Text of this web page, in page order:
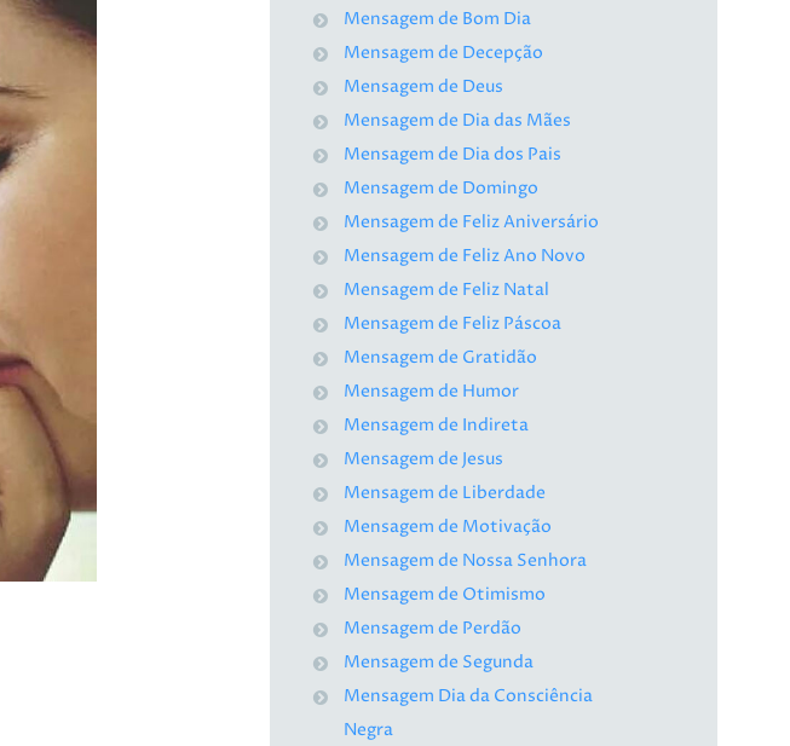
Mensagem de Bom Dia
Mensagem de Decepção
Mensagem de Deus
Mensagem de Dia das Mães
Mensagem de Dia dos Pais
Mensagem de Domingo
Mensagem de Feliz Aniversário
Mensagem de Feliz Ano Novo
Mensagem de Feliz Natal
Mensagem de Feliz Páscoa
Mensagem de Gratidão
Mensagem de Humor
Mensagem de Indireta
Mensagem de Jesus
Mensagem de Liberdade
Mensagem de Motivação
Mensagem de Nossa Senhora
Mensagem de Otimismo
Mensagem de Perdão
Mensagem de Segunda
Mensagem Dia da Consciência
Negra